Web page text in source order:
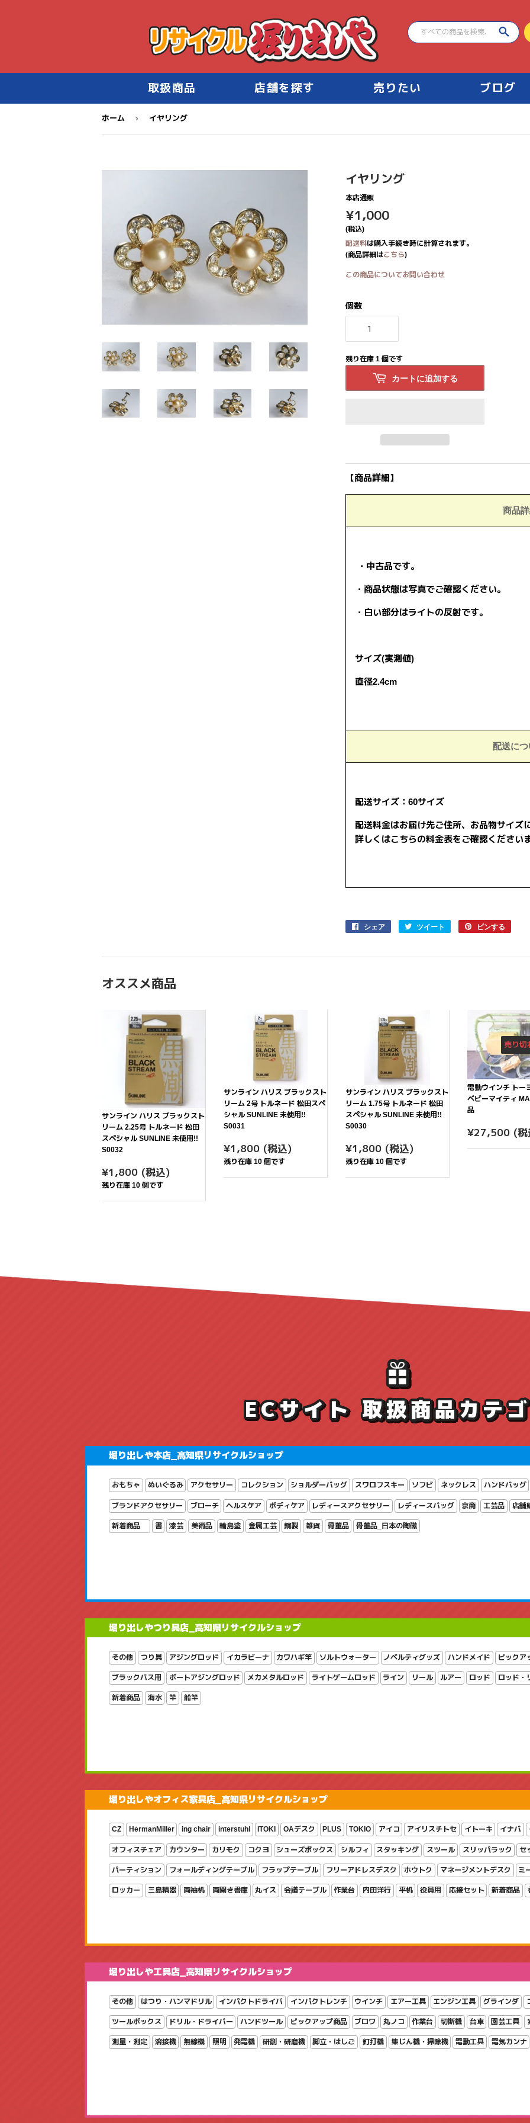
取扱商品 店舗を探す 売りたい ブログ
ホーム › イヤリング
イヤリング
本店通販
¥1,000
(税込)
配送料は購入手続き時に計算されます。
(商品詳細はこちら)
この商品についてお問い合わせ
個数
残り在庫 1 個です
カートに追加する
【商品詳細】
商品
・中古品です。
・商品状態は写真でご確認ください。
・白い部分はライトの反射です。
サイズ(実測値)
直径2.4cm
配送に
配送サイズ：60サイズ
配送料金はお届け先ご住所、お品物サイズ
詳しくはこちらの料金表をご確認ください
シェア
Facebookツイート
Twitter
ピンする
オススメ商品
サンライン ハリス ブラックスト
リーム 2.25号 トルネード 松田
スペシャル SUNLINE 未使用!!
S0032
通
常
価
¥1,800 ¥1,800
(税込)
残り在庫 10 個です
サンライン ハリス ブラックスト
リーム 2号 トルネード 松田スペ
シャル SUNLINE 未使用!!
S0031
通
常
価
¥1,800 ¥1,800
(税込)
残り在庫 10 個です
サンライン ハリス ブラックスト
リーム 1.75号 トルネード 松田
スペシャル SUNLINE 未使用!!
S0030
通
常
価
¥1,800 ¥1,800
(税込)
残り在庫 10 個です
売り切
電動ウインチ トー
ベビーマイティ
品
通
常
¥27,500 (
ECサイト 取扱商品カテ
堀り出しや本店_高知県リサイクルショップ
おもちゃ ぬいぐるみ アクセサリー コレクション ショルダーバッグ スワロフスキー ソフビ ネックレス ハンドバッグ
ブランドアクセサリー ブローチ ヘルスケア ボディケア レディースアクセサリー レディースバッグ 京商 工芸品 店舗
新着商品 書 漆芸 美術品 輪島塗 金属工芸 銅製 雑貨 骨董品 骨董品_日本の陶磁
堀り出しやつり具店_高知県リサイクルショップ
その他 つり具 アジングロッド イカラビーナ カワハギ竿 ソルトウォーター ノベルティグッズ ハンドメイド ピックア
ブラックバス用 ボートアジングロッド メカメタルロッド ライトゲームロッド ライン リール ルアー ロッド ロッド・
新着商品 海水 竿 船竿
堀り出しやオフィス家具店_高知県リサイクルショップ
CZ HermanMiller ing chair interstuhl ITOKI OAデスク PLUS TOKIO アイコ アイリスチトセ イトーキ イナバ
オフィスチェア カウンター カリモク コクヨ シューズボックス シルフィ スタッキング スツール スリッパラック セ
パーティション フォールディングテーブル フラップテーブル フリーアドレスデスク ホウトク マネージメントデスク ミ
ロッカー 三島精器 両袖机 両開き書庫 丸イス 会議テーブル 作業台 内田洋行 平机 役員用 応接セット 新着商品
堀り出しや工具店_高知県リサイクルショップ
その他 はつり・ハンマドリル インパクトドライバ インパクトレンチ ウインチ エアー工具 エンジン工具 グラインダ
ツールボックス ドリル・ドライバー ハンドツール ピックアップ商品 ブロワ 丸ノコ 作業台 切断機 台車 園芸工具
測量・測定 溶接機 無線機 照明 発電機 研削・研磨機 脚立・はしご 釘打機 集じん機・掃除機 電動工具 電気カンナ